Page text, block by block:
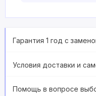
Гарантия 1 год с
Условия доставки и
Помощь в вопросе